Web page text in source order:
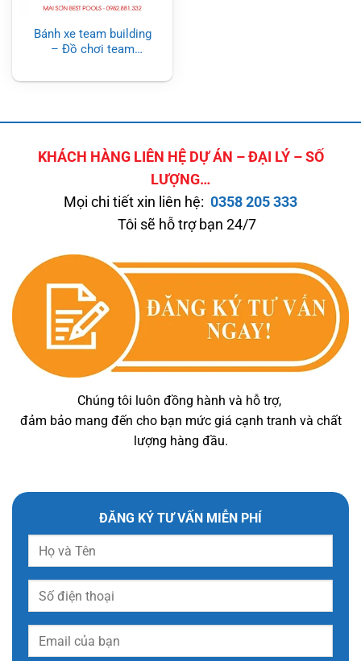
Bánh xe team building
– Đồ chơi team
KHÁCH HÀNG LIÊN HỆ DỰ ÁN – ĐẠI LÝ – SỐ
LƯỢNG…
Mọi chi tiết xin liên hệ: 0358 205 333
Tôi sẽ hỗ trợ bạn 24/7
Chúng tôi luôn đồng hành và hỗ trợ,
đảm bảo mang đến cho bạn mức giá cạnh tranh và chất
lượng hàng đầu.
ĐĂNG KÝ TƯ VẤN MIỄN PHÍ